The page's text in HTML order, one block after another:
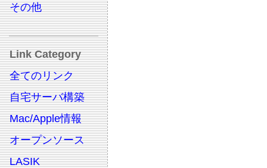
その他
Link Category
全てのリンク
自宅サーバ構築
Mac/Apple情報
オープンソース
LASIK